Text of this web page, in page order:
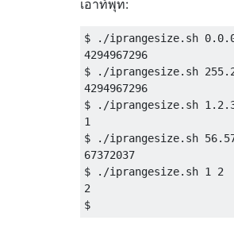
เอาท์พุท:
$ ./iprangesize.sh
4294967296
$ ./iprangesize.sh
4294967296
$ ./iprangesize.sh
1
$ ./iprangesize.sh
67372037
$ ./iprangesize.sh 1 2
2